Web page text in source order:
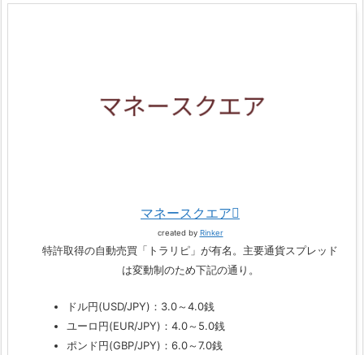
マネースクエア
created by Rinker
特許取得の自動売買「トラリピ」が有名。主要通貨スプレッド
は変動制のため下記の通り。
ドル円(USD/JPY)：3.0～4.0銭
ユーロ円(EUR/JPY)：4.0～5.0銭
ポンド円(GBP/JPY)：6.0～7.0銭